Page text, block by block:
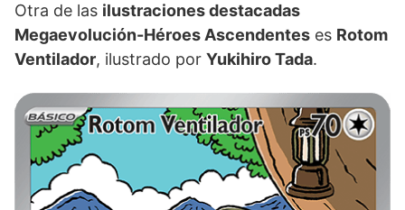
Otra de las ilustraciones destacadas
Megaevolución-Héroes Ascendentes es Rotom
Ventilador, ilustrado por Yukihiro Tada.